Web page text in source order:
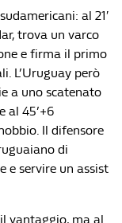
al 21′
trova un varco
e firma il primo
L’Uruguay però
a uno scatenato
al 45’+6
Il difensore
di
e servire un assist
vantaggio, ma al